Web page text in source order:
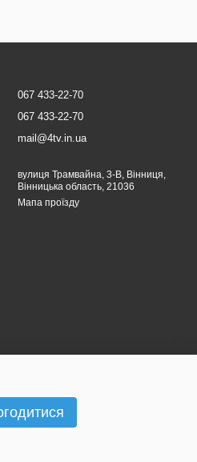
067 433-22-70
067 433-22-70
mail@4tv.in.ua
вулиця Трамвайна, 3-В, Вінниця,
Вінницька область, 21036
Мапа проїзду